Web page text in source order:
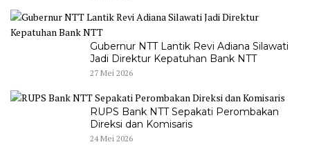
Gubernur NTT Lantik Revi Adiana Silawati
Jadi Direktur Kepatuhan Bank NTT
27 Mei 2026
RUPS Bank NTT Sepakati Perombakan
Direksi dan Komisaris
24 Mei 2026